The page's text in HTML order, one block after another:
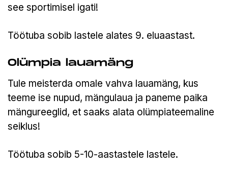
see sportimisel igati!
Töötuba sobib lastele alates 9. eluaastast.
Olümpia lauamäng
Tule meisterda omale vahva lauamäng, kus
teeme ise nupud, mängulaua ja paneme paika
mängureeglid, et saaks alata olümpiateemaline
seiklus!
Töötuba sobib 5-10-aastastele lastele.